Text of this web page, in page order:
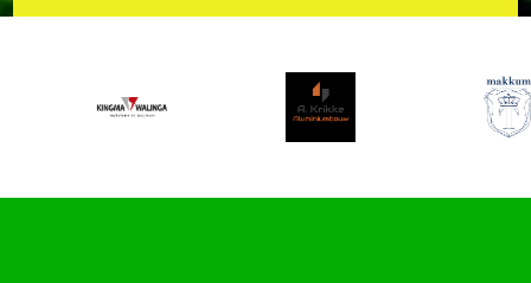
Op zondag 28 juni kon een ieder weer
legaal vreemdgaan bij het Pearke
omloop de winnaars in de A klasse